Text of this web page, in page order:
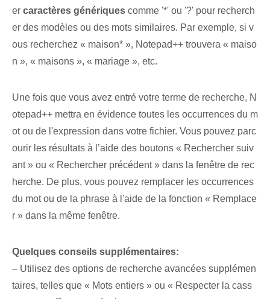
er caractères génériques comme '*' ou '?' pour recherch
er des modèles ou des mots similaires. Par exemple, si v
ous recherchez « maison* », Notepad++ trouvera « maiso
n », « maisons », « mariage », etc.
Une fois que vous avez entré votre terme de recherche, N
otepad++ mettra en évidence toutes les occurrences du m
ot ou de l'expression dans votre fichier. Vous pouvez parc
ourir les résultats à l’aide des boutons « Rechercher suiv
ant » ou « Rechercher précédent » dans la fenêtre de rec
herche. De plus, vous pouvez remplacer les occurrences
du mot ou de la phrase à l'aide de la fonction « Remplace
r » dans la même fenêtre.
Quelques conseils supplémentaires:
– Utilisez des options de recherche avancées supplémen
taires, telles que « Mots entiers » ou « Respecter la cass